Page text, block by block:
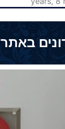
באתר